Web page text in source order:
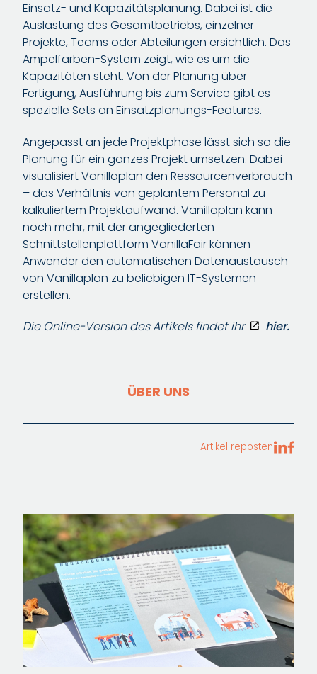
Einsatz- und Kapazitätsplanung. Dabei ist die
Auslastung des Gesamtbetriebs, einzelner
Projekte, Teams oder Abteilungen ersichtlich. Das
Ampelfarben-System zeigt, wie es um die
Kapazitäten steht. Von der Planung über
Fertigung, Ausführung bis zum Service gibt es
spezielle Sets an Einsatzplanungs-Features.
Angepasst an jede Projektphase lässt sich so die
Planung für ein ganzes Projekt umsetzen. Dabei
visualisiert Vanillaplan den Ressourcenverbrauch
– das Verhältnis von geplantem Personal zu
kalkuliertem Projektaufwand. Vanillaplan kann
noch mehr, mit der angegliederten
Schnittstellenplattform VanillaFair können
Anwender den automatischen Datenaustausch
von Vanillaplan zu beliebigen IT-Systemen
erstellen.
Die Online-Version des Artikels findet ihr
hier.
ÜBER UNS
Artikel reposten